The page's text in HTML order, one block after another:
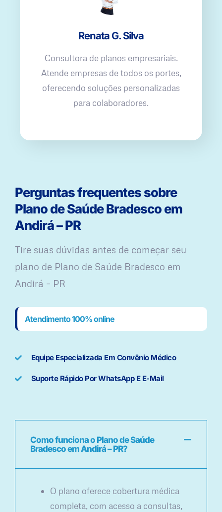
Renata G. Silva
Consultora de planos empresariais.
Atende empresas de todos os portes,
oferecendo soluções personalizadas
para colaboradores.
Perguntas frequentes sobre
Plano de Saúde Bradesco em
Andirá – PR
Tire suas dúvidas antes de começar seu
plano ​de Plano de Saúde Bradesco em
Andirá – PR
Atendimento 100% online
Equipe Especializada Em Convênio Médico
Suporte Rápido Por WhatsApp E E-Mail
Como funciona o Plano de Saúde
Bradesco em Andirá – PR?
O plano oferece cobertura médica
completa, com acesso a consultas,